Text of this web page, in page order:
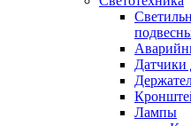
Датчики
Лампы